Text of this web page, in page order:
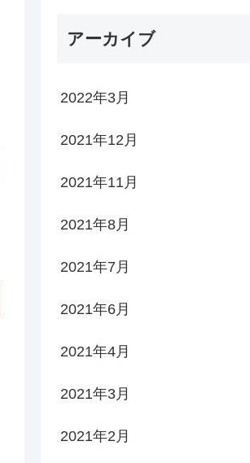
アーカイブ
2022年3月
2021年12月
2021年11月
2021年8月
2021年7月
2021年6月
2021年4月
2021年3月
2021年2月